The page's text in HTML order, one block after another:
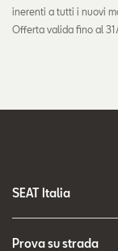
inerenti a tutti i nuovi
Offerta valida fino al
SEAT Italia
Prova su strada